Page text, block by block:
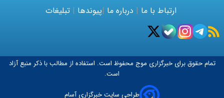
ارتباط با ما | درباره ما |پیوندها | تبلیغات
تمام حقوق برای خبرگزاری موج محفوظ است. استفاده از مطالب با ذکر منبع آزاد
است.
طراحی سایت خبرگزاری آسام